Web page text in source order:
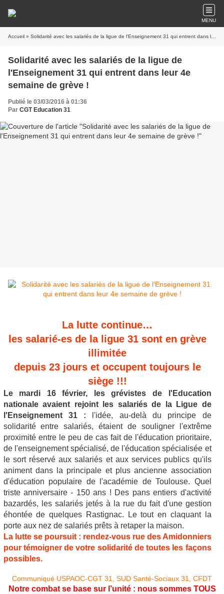
MENU
Accueil » Solidarité avec les salariés de la ligue de l'Enseignement 31 qui entrent dans leur 4e semaine de grève !
Solidarité avec les salariés de la ligue de
l'Enseignement 31 qui entrent dans leur 4e
semaine de grève !
Publié le 03/03/2016 à 01:36
Par CGT Education 31
La lutte continue…
les salarié-es de la ligue 31 sont en grève
illimitée
depuis 23 jours et occupent toujours le
siège !!!
Le mardi 16 février, les grévistes de l'Education
nationale avaient rejoint les salariés de la Ligue de
l'Enseignement 31 : l'idée, au-delà du principe de
solidarité entre salariés, étaient de souligner l'extrême
proximité entre le peu de cas fait de l'éducation prioritaire,
de l'enseignement spécialisé, de l'éducation spécialisée et
le sort réservé aux salariés et aux services publics qu'ils
animent dans la principale et plus ancienne association
d'éducation populaire de l'académie de Toulouse. Quel
triste anniversaire - 150 ans ! Des pans entiers d'activité
bazardés, les salariés jetés à la rue du fait d'une gestion
éhontée de quelques Rastignac. Le tout en claquant la
porte aux nez de salariés prêts à retaper la maison.
La lutte se poursuit : rendez-vous rue des Amidonniers
pour témoigner de votre solidarité de toutes les façons
possibles.
Communiqué USPAOC-CGT 31, SUD Santé-Sociaux 31, CFDT
Notre combat se base sur l’unité : nous sommes TOUS